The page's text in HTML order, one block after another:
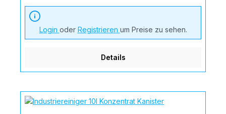
Login oder Registrieren um Preise zu sehen.
Details